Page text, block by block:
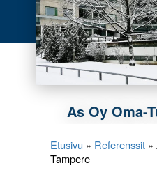
As Oy Oma-
Etusivu » Referenssit »
Tampere